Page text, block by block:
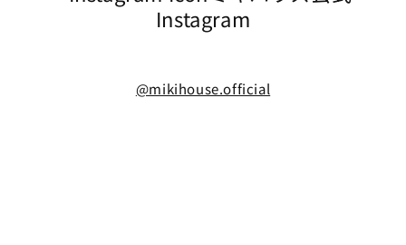
Instagram
@mikihouse.official